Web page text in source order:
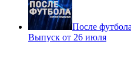
После
Выпуск от 26 июля